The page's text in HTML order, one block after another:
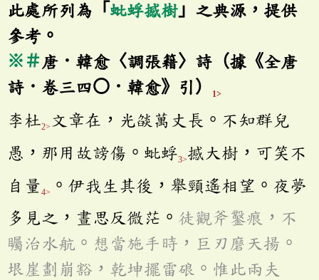
此處所列為「 蚍蜉撼樹 」之典源，提供
參考。
※ ＃唐．韓愈〈調張籍〉詩（據《全唐
詩．卷三四〇．韓愈》引）
1>
李杜2> 文章在，光燄萬丈長。不知群兒
愚，那用故謗傷。蚍蜉3>撼大樹，可笑不
自量4>
。伊我生其後，舉頸遙相望。夜夢
多見之，晝思反微茫。 徒觀斧鑿痕，不
矚治水航。想當施手時，巨刃磨天揚。
垠崖劃崩豁，乾坤擺雷硠。惟此兩夫